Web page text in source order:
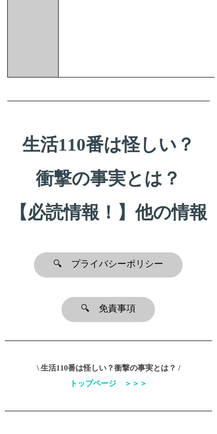
生活110番は怪しい？
衝撃の事実とは？
【必読情報！】他の情報
🔍 プライバシーポリシー
🔍 免責事項
\ 生活110番は怪しい？衝撃の事実とは？ /
トップページ ＞＞＞